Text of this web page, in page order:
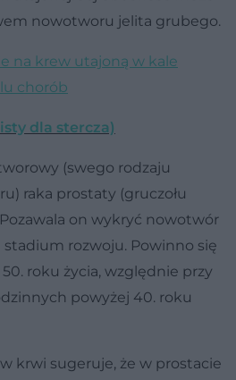
nowotworu jelita grubego.
na krew utajoną w kale
chorób
dla stercza)
(swego rodzaju
raka prostaty (gruczołu
on wykryć nowotwór
rozwoju. Powinno się
roku życia, względnie przy
powyżej 40. roku
krwi sugeruje, że w prostacie